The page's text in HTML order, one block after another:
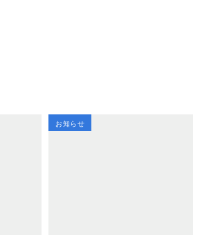
お知らせ